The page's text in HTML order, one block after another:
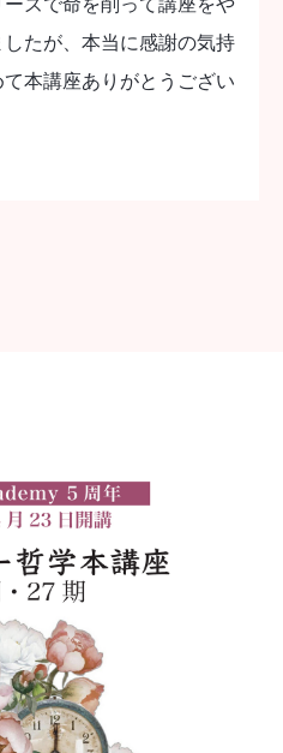
たが、本当に感謝の気持
本講座ありがとうござい